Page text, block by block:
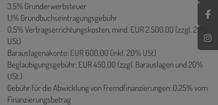
3,5% Grunderwerbsteuer
1,1% Grundbuchseintragungsgebühr
0,5% Vertragserrichtungskosten, mind. EUR 2.500,00 (zzgl. 20%
USt)
Barauslagenakonto: EUR 600,00 (inkl. 20% USt)
Beglaubigungsgebühr: EUR 450,00 (zzgl. Barauslagen und 20%
USt.)
Gebühr für die Abwicklung von Fremdfinanzierungen: 0,25% vom
Finanzierungsbetrag